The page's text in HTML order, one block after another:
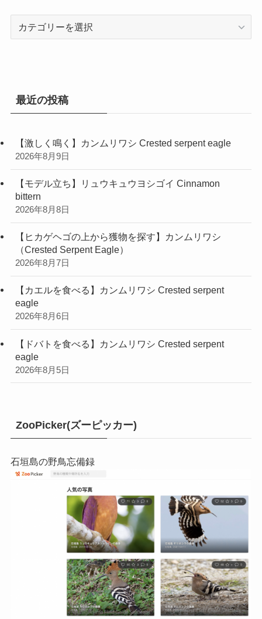
最近の投稿
【激しく鳴く】カンムリワシ Crested serpent eagle
2026年8月9日
【モデル立ち】リュウキュウヨシゴイ Cinnamon
bittern
2026年8月8日
【ヒカゲヘゴの上から獲物を探す】カンムリワシ
（Crested Serpent Eagle）
2026年8月7日
【カエルを食べる】カンムリワシ Crested serpent
eagle
2026年8月6日
【ドバトを食べる】カンムリワシ Crested serpent
eagle
2026年8月5日
ZooPicker(ズーピッカー)
石垣島の野鳥忘備録